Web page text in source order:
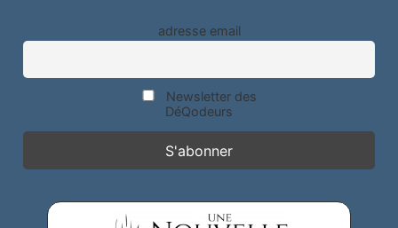
adresse email
Newsletter des
DéQodeurs